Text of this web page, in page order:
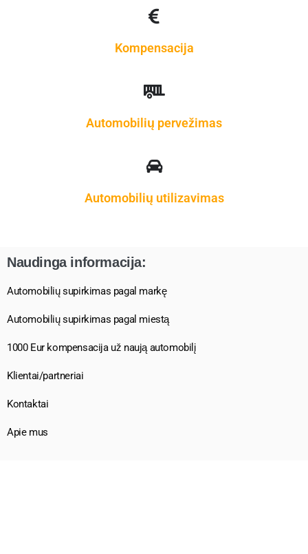
Kompensacija
Automobilių pervežimas
Automobilių utilizavimas
Naudinga informacija:
Automobilių supirkimas pagal markę
Automobilių supirkimas pagal miestą
1000 Eur kompensacija už naują automobilį
Klientai/partneriai
Kontaktai
Apie mus